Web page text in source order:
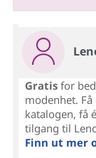
Gratisfor
modenhet.
katalogen, få
tilgang til
Finn ut mer